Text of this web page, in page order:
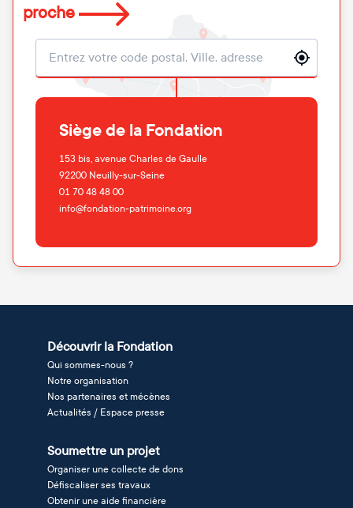
proche
Localisation
Siège de la Fondation
153 bis, avenue Charles de Gaulle
92200 Neuilly-sur-Seine
01 70 48 48 00
info@fondation-patrimoine.org
Découvrir la Fondation
Qui sommes-nous ?
Notre organisation
Nos partenaires et mécènes
Actualités / Espace presse
Soumettre un projet
Organiser une collecte de dons
Défiscaliser ses travaux
Obtenir une aide financière